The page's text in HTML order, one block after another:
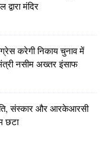
मंदिर
करेगी निकाय चुनाव में
मंत्री नसीम अख्तर इंसाफ
संस्कार और आरकेआरसी
छटा